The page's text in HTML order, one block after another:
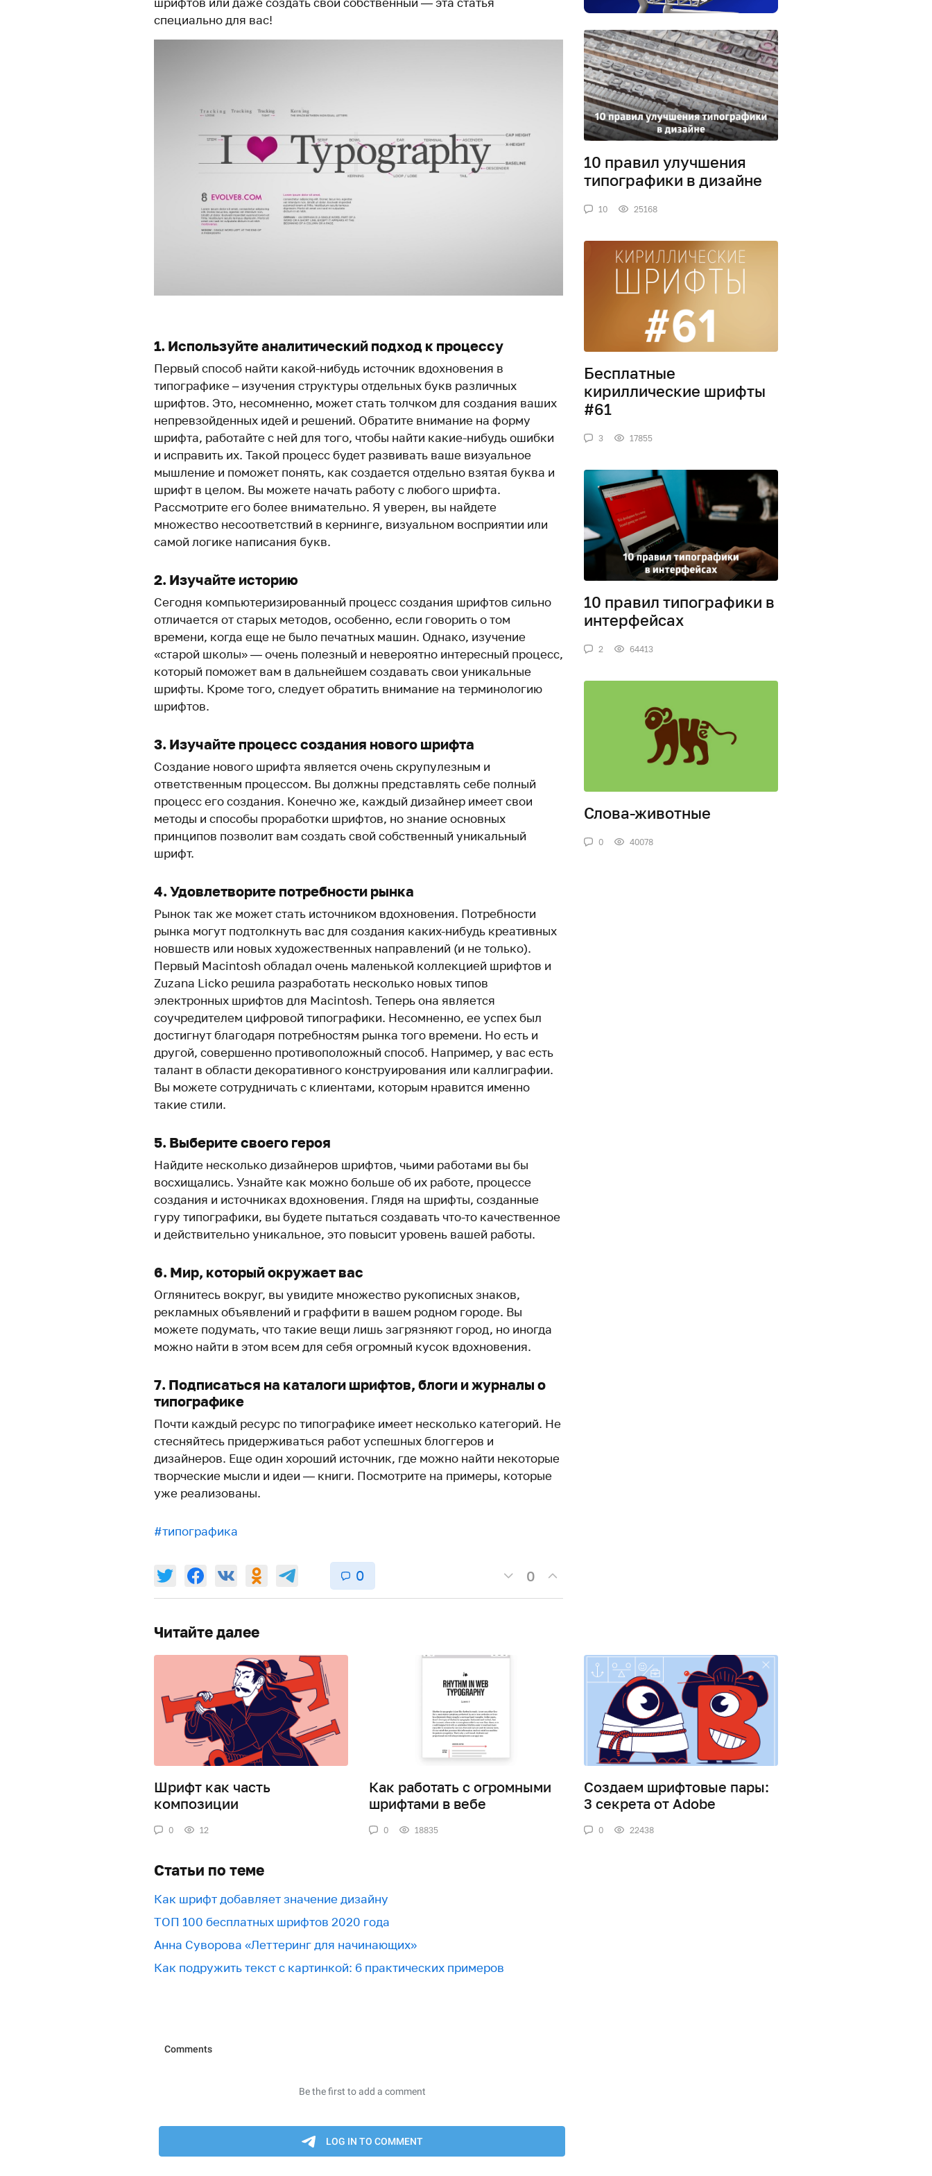
специально для вас!
1. Используйте аналитический подход к процессу
Первый способ найти какой-нибудь источник вдохновения в
типографике – изучения структуры отдельных букв различных
шрифтов. Это, несомненно, может стать толчком для создания ваших
непревзойденных идей и решений. Обратите внимание на форму
шрифта, работайте с ней для того, чтобы найти какие-нибудь ошибки
и исправить их. Такой процесс будет развивать ваше визуальное
мышление и поможет понять, как создается отдельно взятая буква и
шрифт в целом. Вы можете начать работу с любого шрифта.
Рассмотрите его более внимательно. Я уверен, вы найдете
множество несоответствий в кернинге, визуальном восприятии или
самой логике написания букв.
2. Изучайте историю
Сегодня компьютеризированный процесс создания шрифтов сильно
отличается от старых методов, особенно, если говорить о том
времени, когда еще не было печатных машин. Однако, изучение
«старой школы» — очень полезный и невероятно интересный процесс,
который поможет вам в дальнейшем создавать свои уникальные
шрифты. Кроме того, следует обратить внимание на терминологию
шрифтов.
3. Изучайте процесс создания нового шрифта
Создание нового шрифта является очень скрупулезным и
ответственным процессом. Вы должны представлять себе полный
процесс его создания. Конечно же, каждый дизайнер имеет свои
методы и способы проработки шрифтов, но знание основных
принципов позволит вам создать свой собственный уникальный
шрифт.
4. Удовлетворите потребности рынка
Рынок так же может стать источником вдохновения. Потребности
рынка могут подтолкнуть вас для создания каких-нибудь креативных
новшеств или новых художественных направлений (и не только).
Первый Macintosh обладал очень маленькой коллекцией шрифтов и
Zuzana Licko решила разработать несколько новых типов
электронных шрифтов для Macintosh. Теперь она является
соучредителем цифровой типографики. Несомненно, ее успех был
достигнут благодаря потребностям рынка того времени. Но есть и
другой, совершенно противоположный способ. Например, у вас есть
талант в области декоративного конструирования или каллиграфии.
Вы можете сотрудничать с клиентами, которым нравится именно
такие стили.
5. Выберите своего героя
Найдите несколько дизайнеров шрифтов, чьими работами вы бы
восхищались. Узнайте как можно больше об их работе, процессе
создания и источниках вдохновения. Глядя на шрифты, созданные
гуру типографики, вы будете пытаться создавать что-то качественное
и действительно уникальное, это повысит уровень вашей работы.
6. Мир, который окружает вас
Оглянитесь вокруг, вы увидите множество рукописных знаков,
рекламных объявлений и граффити в вашем родном городе. Вы
можете подумать, что такие вещи лишь загрязняют город, но иногда
можно найти в этом всем для себя огромный кусок вдохновения.
7. Подписаться на каталоги шрифтов, блоги и журналы о
типографике
Почти каждый ресурс по типографике имеет несколько категорий. Не
стесняйтесь придерживаться работ успешных блоггеров и
дизайнеров. Еще один хороший источник, где можно найти некоторые
творческие мысли и идеи — книги. Посмотрите на примеры, которые
уже реализованы.
#типографика
0 0
10 правил улучшения
типографики в дизайне
10 25168
Бесплатные
кириллические шрифты
#61
3 17855
10 правил типографики в
интерфейсах
2 64413
Слова-животные
0 40078
Читайте далее
Шрифт как часть
композиции
0 12
Как работать с огромными
шрифтами в вебе
0 18835
Создаем шрифтовые пары:
3 секрета от Adobe
0 22438
Статьи по теме
Как шрифт добавляет значение дизайну
ТОП 100 бесплатных шрифтов 2020 года
Анна Суворова «Леттеринг для начинающих»
Как подружить текст с картинкой: 6 практических примеров